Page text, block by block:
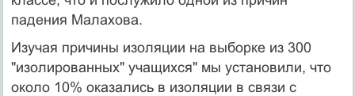
падения Малахова.
Изучая причины изоляции на выборке из 300
"изолированных" учащихся" мы установили, что
около 10% оказались в изоляции в связи с